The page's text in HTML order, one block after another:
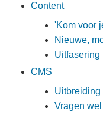
Content
'Kom voor
Nieuwe,
Uitfasering
CMS
Uitbreiding
Vragen